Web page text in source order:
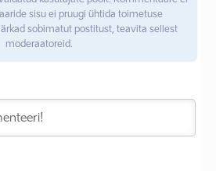
sisu ei pruugi ühtida toimetuse
sobimatut postitust, teavita sellest
moderaatoreid.